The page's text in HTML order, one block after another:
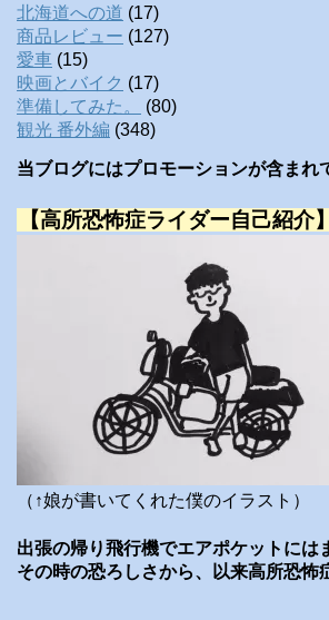
北海道への道 (17)
商品レビュー (127)
愛車 (15)
映画とバイク (17)
準備してみた。
(80)
観光 番外編 (348)
当ブログにはプロモーションが含まれ
【高所恐怖症ライダー自己紹介】
（↑娘が書いてくれた僕のイラスト）
出張の帰り飛行機でエアポケットには
その時の恐ろしさから、以来高所恐怖